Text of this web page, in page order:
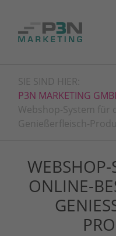
SIE SIND HIER:
P3N MARKETING
Webshop-System für
Genießerfleisch-
WEBSHOP-
ONLINE-